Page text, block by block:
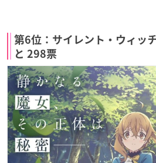
第6位：サイレント・ウィッ
と 298票